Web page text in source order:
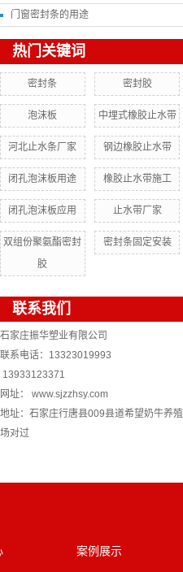
门窗密封条的用途
热门关键词
密封条 密封胶
泡沫板 中埋式橡胶止水带
河北止水条厂家 钢边橡胶止水带
闭孔泡沫板用途 橡胶止水带施工
闭孔泡沫板应用 止水带厂家
双组份聚氨酯密封
胶
密封条固定安装
联系我们
石家庄振华塑业有限公司
联系电话：13323019993
13933123371
网址： www.sjzzhsy.com
地址：石家庄行唐县009县道希望奶牛养殖
场对过
案例展示